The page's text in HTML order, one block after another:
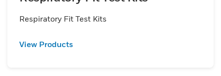
Respiratory Fit Test Kits
View Products